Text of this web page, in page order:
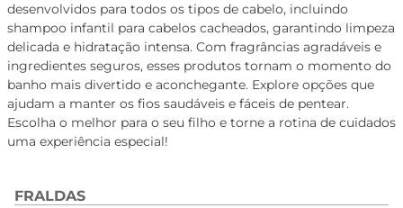
nutridrink
6º
rosuvastatina
7º
dipirona
tadalafila 5mg
9 º
rivaroxabana 20mg
desenvolvidos para todos os tipos de cabelo, incluindo
shampoo infantil para cabelos cacheados, garantindo limpeza
delicada e hidratação intensa. Com fragrâncias agradáveis e
ingredientes seguros, esses produtos tornam o momento do
banho mais divertido e aconchegante. Explore opções que
ajudam a manter os fios saudáveis e fáceis de pentear.
Escolha o melhor para o seu filho e torne a rotina de cuidados
uma experiência especial!
FRALDAS